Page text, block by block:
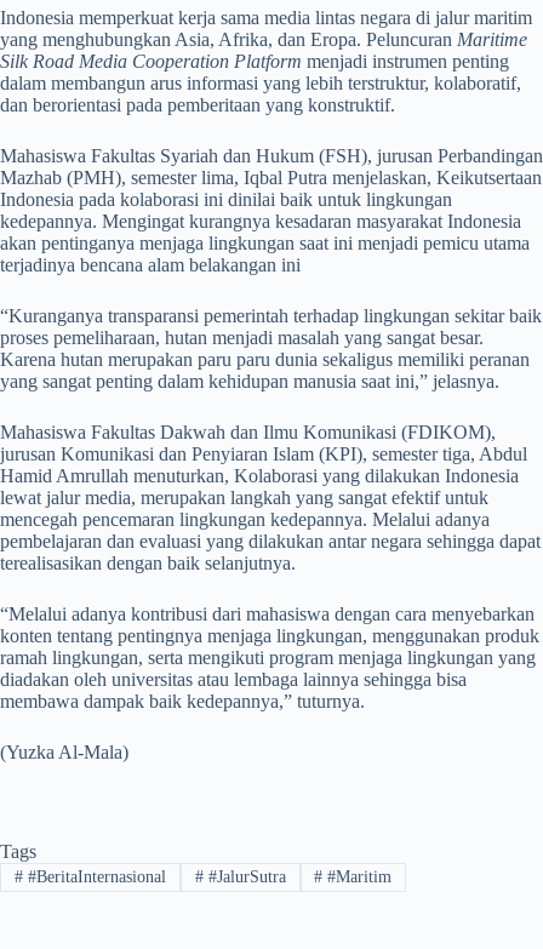
Indonesia memperkuat kerja sama media lintas negara di jalur maritim
yang menghubungkan Asia, Afrika, dan Eropa. Peluncuran Maritime
Silk Road Media Cooperation Platform menjadi instrumen penting
dalam membangun arus informasi yang lebih terstruktur, kolaboratif,
dan berorientasi pada pemberitaan yang konstruktif.
Mahasiswa Fakultas Syariah dan Hukum (FSH), jurusan Perbandingan
Mazhab (PMH), semester lima, Iqbal Putra menjelaskan, Keikutsertaan
Indonesia pada kolaborasi ini dinilai baik untuk lingkungan
kedepannya. Mengingat kurangnya kesadaran masyarakat Indonesia
akan pentinganya menjaga lingkungan saat ini menjadi pemicu utama
terjadinya bencana alam belakangan ini
“Kuranganya transparansi pemerintah terhadap lingkungan sekitar baik
proses pemeliharaan, hutan menjadi masalah yang sangat besar.
Karena hutan merupakan paru paru dunia sekaligus memiliki peranan
yang sangat penting dalam kehidupan manusia saat ini,” jelasnya.
Mahasiswa Fakultas Dakwah dan Ilmu Komunikasi (FDIKOM),
jurusan Komunikasi dan Penyiaran Islam (KPI), semester tiga, Abdul
Hamid Amrullah menuturkan, Kolaborasi yang dilakukan Indonesia
lewat jalur media, merupakan langkah yang sangat efektif untuk
mencegah pencemaran lingkungan kedepannya. Melalui adanya
pembelajaran dan evaluasi yang dilakukan antar negara sehingga dapat
terealisasikan dengan baik selanjutnya.
“Melalui adanya kontribusi dari mahasiswa dengan cara menyebarkan
konten tentang pentingnya menjaga lingkungan, menggunakan produk
ramah lingkungan, serta mengikuti program menjaga lingkungan yang
diadakan oleh universitas atau lembaga lainnya sehingga bisa
membawa dampak baik kedepannya,” tuturnya.
(Yuzka Al-Mala)
Tags
##BeritaInternasional ##JalurSutra # #Maritim